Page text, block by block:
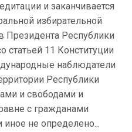
и заканчивается
избирательной
Президента Республики
статьей 11 Конституции
наблюдатели
Республики
и свободами и
с гражданами
иное не определено...